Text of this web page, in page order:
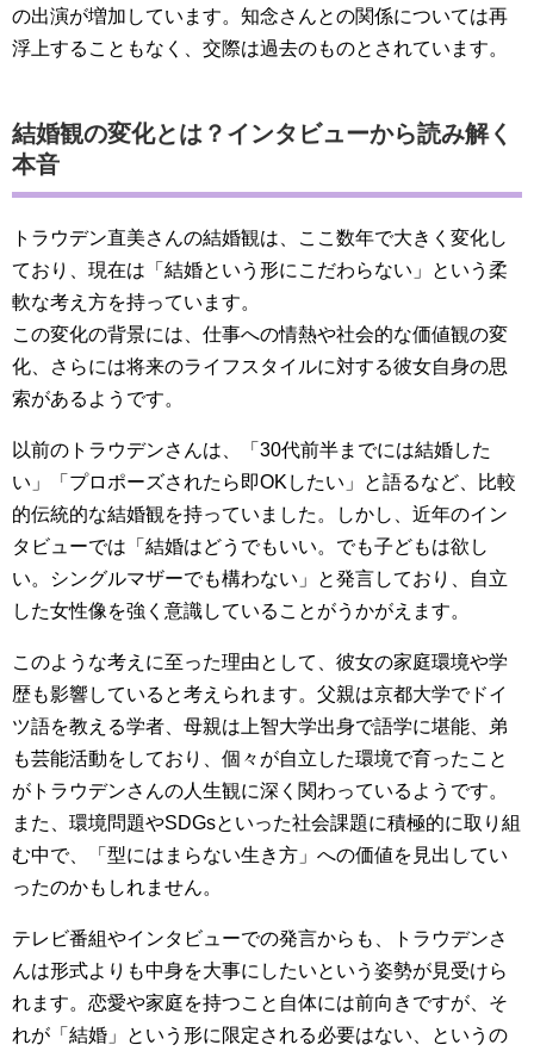
の出演が増加しています。知念さんとの関係については再
浮上することもなく、交際は過去のものとされています。
結婚観の変化とは？インタビューから読み解く
本音
トラウデン直美さんの結婚観は、ここ数年で大きく変化し
ており、現在は「結婚という形にこだわらない」という柔
軟な考え方を持っています。
この変化の背景には、仕事への情熱や社会的な価値観の変
化、さらには将来のライフスタイルに対する彼女自身の思
索があるようです。
以前のトラウデンさんは、「30代前半までには結婚した
い」「プロポーズされたら即OKしたい」と語るなど、比較
的伝統的な結婚観を持っていました。しかし、近年のイン
タビューでは「結婚はどうでもいい。でも子どもは欲し
い。シングルマザーでも構わない」と発言しており、自立
した女性像を強く意識していることがうかがえます。
このような考えに至った理由として、彼女の家庭環境や学
歴も影響していると考えられます。父親は京都大学でドイ
ツ語を教える学者、母親は上智大学出身で語学に堪能、弟
も芸能活動をしており、個々が自立した環境で育ったこと
がトラウデンさんの人生観に深く関わっているようです。
また、環境問題やSDGsといった社会課題に積極的に取り組
む中で、「型にはまらない生き方」への価値を見出してい
ったのかもしれません。
テレビ番組やインタビューでの発言からも、トラウデンさ
んは形式よりも中身を大事にしたいという姿勢が見受けら
れます。恋愛や家庭を持つこと自体には前向きですが、そ
れが「結婚」という形に限定される必要はない、というの